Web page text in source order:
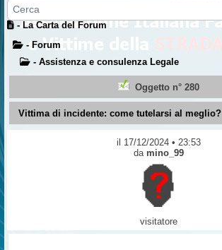
- La Carta del Forum
- Forum
- Assistenza e consulenza Legale
Oggetto n° 280
Vittima di incidente: come tutelarsi al meglio?
il 17/12/2024 • 23:53
da mino_99
visitatore